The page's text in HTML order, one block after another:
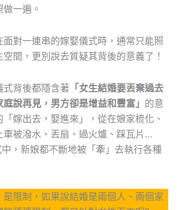
一遍。
對一連串的嫁娶儀式時，通常只能照
間，更別說去質疑其背後的意義了！
背後都隱含著 「女生結婚要丟棄過去
說再見，男方卻是增益和豐富」 的意
嫁出去，娶進來」，從在娘家梳化、
車被潑水、丟扇、過火爐、踩瓦片…
，新娘都不斷地被「牽」去執行各種
是限制，如果說結婚是兩個人、兩個家